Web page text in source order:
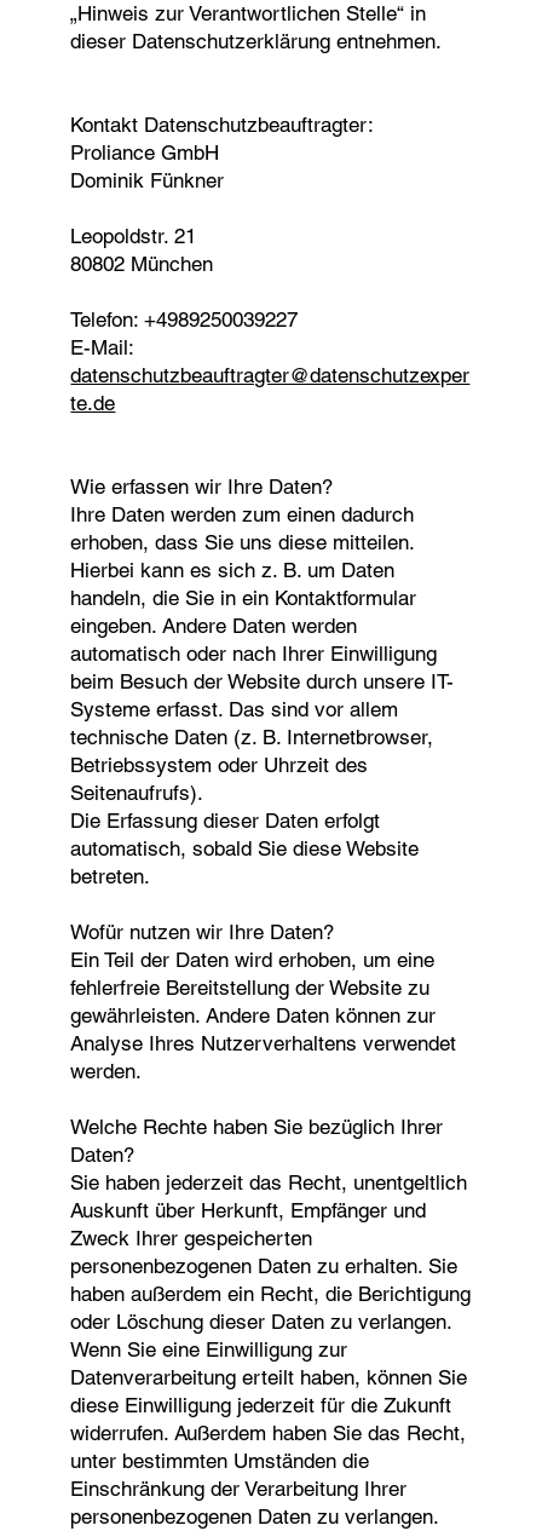
„Hinweis zur Verantwortlichen Stelle“ in
dieser Datenschutzerklärung entnehmen.
Kontakt Datenschutzbeauftragter:
Proliance GmbH
Dominik Fünkner
Leopoldstr. 21
80802 München
Telefon: +4989250039227
E-Mail:
datenschutzbeauftragter@datenschutzexper
te.de
Wie erfassen wir Ihre Daten?
Ihre Daten werden zum einen dadurch
erhoben, dass Sie uns diese mitteilen.
Hierbei kann es sich z. B. um Daten
handeln, die Sie in ein Kontaktformular
eingeben. Andere Daten werden
automatisch oder nach Ihrer Einwilligung
beim Besuch der Website durch unsere IT-
Systeme erfasst. Das sind vor allem
technische Daten (z. B. Internetbrowser,
Betriebssystem oder Uhrzeit des
Seitenaufrufs).
Die Erfassung dieser Daten erfolgt
automatisch, sobald Sie diese Website
betreten.
Wofür nutzen wir Ihre Daten?
Ein Teil der Daten wird erhoben, um eine
fehlerfreie Bereitstellung der Website zu
gewährleisten. Andere Daten können zur
Analyse Ihres Nutzerverhaltens verwendet
werden.
Welche Rechte haben Sie bezüglich Ihrer
Daten?
Sie haben jederzeit das Recht, unentgeltlich
Auskunft über Herkunft, Empfänger und
Zweck Ihrer gespeicherten
personenbezogenen Daten zu erhalten. Sie
haben außerdem ein Recht, die Berichtigung
oder Löschung dieser Daten zu verlangen.
Wenn Sie eine Einwilligung zur
Datenverarbeitung erteilt haben, können Sie
diese Einwilligung jederzeit für die Zukunft
widerrufen. Außerdem haben Sie das Recht,
unter bestimmten Umständen die
Einschränkung der Verarbeitung Ihrer
personenbezogenen Daten zu verlangen.